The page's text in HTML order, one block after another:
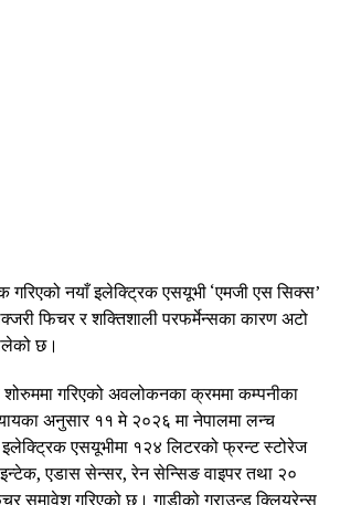
गरिएको नयाँ इलेक्ट्रिक एसयूभी ‘एमजी एस सिक्स’
फिचर र शक्तिशाली परफर्मेन्सका कारण अटो
छ।
गरिएको अवलोकनका क्रममा कम्पनीका
अनुसार ११ मे २०२६ मा नेपालमा लन्च
एसयूभीमा १२४ लिटरको फ्रन्ट स्टोरेज
एडास सेन्सर, रेन सेन्सिङ वाइपर तथा २०
समावेश गरिएको छ। गाडीको ग्राउन्ड क्लियरेन्स